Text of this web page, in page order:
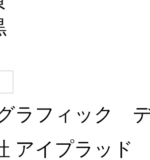
ラフィック
アイプラッド